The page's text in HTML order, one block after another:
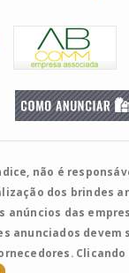
não é
dos brindes
anúncios das
anunciados devem
Clicando